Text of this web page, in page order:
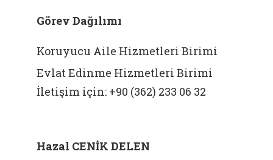
Görev Dağılımı
Koruyucu Aile Hizmetleri Birimi
Evlat Edinme Hizmetleri Birimi
İletişim için: +90 (362) 233 06 32
Hazal CENİK DELEN